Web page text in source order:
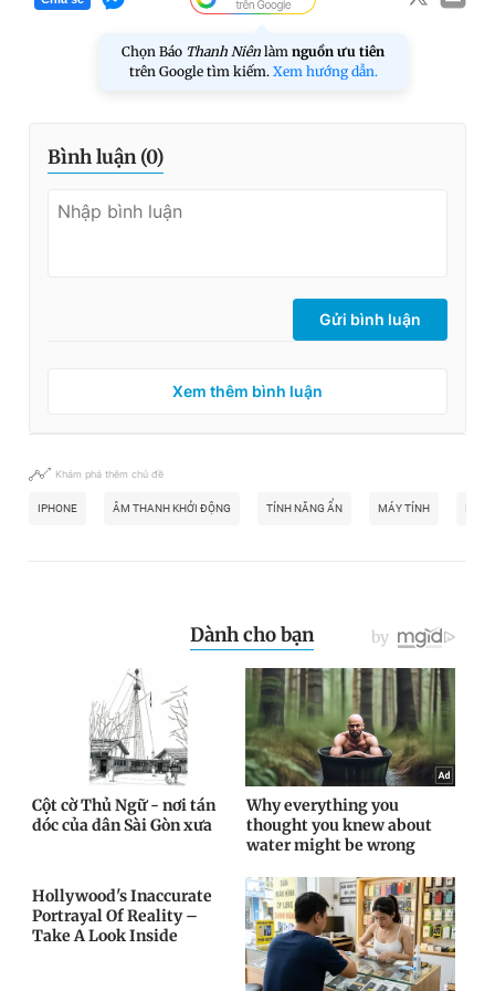
Chọn Báo Thanh Niên làm nguồn ưu tiên
trên Google tìm kiếm. Xem hướng dẫn.
Bình luận (0)
Gửi bình luận
Xem thêm bình luận
Khám phá thêm chủ đề
IPHONE ÂM THANH KHỞI ĐỘNG TÍNH NĂNG ẨN MÁY TÍNH